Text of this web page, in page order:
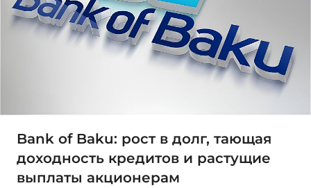
Bank of Baku: рост в долг, тающая
доходность кредитов и растущие
выплаты акционерам